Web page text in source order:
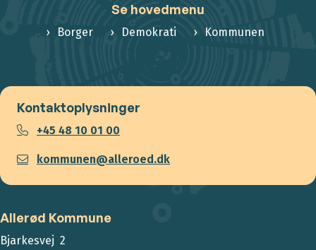
Se hovedmenu
Borger Demokrati Kommunen
Kontaktoplysninger
+45 48 10 01 00
kommunen@alleroed.dk
Allerød Kommune
Bjarkesvej 2